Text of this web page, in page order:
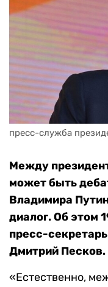
пресс-служба
Между
может быть
Владимира
диалог. Об этом
пресс-
Дмитрий Песков.
«Естественно,